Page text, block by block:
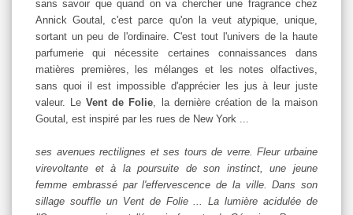
sans savoir que quand on va chercher une fragrance chez
Annick Goutal, c'est parce qu'on la veut atypique, unique,
sortant un peu de l'ordinaire. C'est tout l'univers de la haute
parfumerie qui nécessite certaines connaissances dans
matières premières, les mélanges et les notes olfactives,
sans quoi il est impossible d'apprécier les jus à leur juste
valeur. LeVent de Folie , la dernière création de la maison
Goutal, est inspiré par les rues de New York ...
ses avenues rectilignes et ses tours de verre. Fleur urbaine
virevoltante et à la poursuite de son instinct, une jeune
femme embrassé par l'effervescence de la ville. Dans son
sillage souffle un Vent de Folie ... La lumière acidulée de